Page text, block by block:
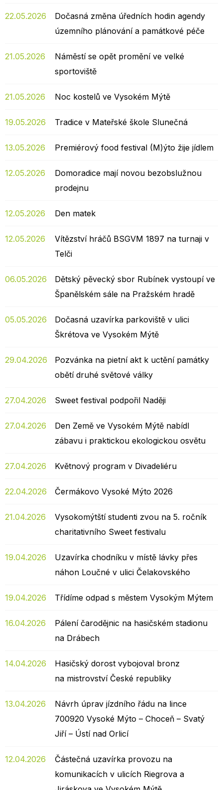
22.05.2026
Dočasná změna úředních hodin agendy
územního plánování a památkové péče
21.05.2026
Náměstí se opět promění ve velké
sportoviště
21.05.2026 Noc kostelů ve Vysokém Mýtě
19.05.2026 Tradice v Mateřské škole Slunečná
13.05.2026 Premiérový food festival (M)ýto žije jídlem
12.05.2026
Domoradice mají novou bezobslužnou
prodejnu
12.05.2026 Den matek
12.05.2026
Vítězství hráčů BSGVM 1897 na turnaji v
Telči
06.05.2026
Dětský pěvecký sbor Rubínek vystoupí ve
Španělském sále na Pražském hradě
05.05.2026
Dočasná uzavírka parkoviště v ulici
Škrétova ve Vysokém Mýtě
29.04.2026
Pozvánka na pietní akt k uctění památky
obětí druhé světové války
27.04.2026 Sweet festival podpořil Naději
27.04.2026
Den Země ve Vysokém Mýtě nabídl
zábavu i praktickou ekologickou osvětu
27.04.2026 Květnový program v Divadeliéru
22.04.2026 Čermákovo Vysoké Mýto 2026
21.04.2026
Vysokomýtští studenti zvou na 5. ročník
charitativního Sweet festivalu
19.04.2026
Uzavírka chodníku v místě lávky přes
náhon Loučné v ulici Čelakovského
19.04.2026 Třídíme odpad s městem Vysokým Mýtem
16.04.2026
Pálení čarodějnic na hasičském stadionu
na Drábech
14.04.2026
Hasičský dorost vybojoval bronz
na mistrovství České republiky
13.04.2026
Návrh úprav jízdního řádu na lince
700920 Vysoké Mýto – Choceň – Svatý
Jiří – Ústí nad Orlicí
12.04.2026
Částečná uzavírka provozu na
komunikacích v ulicích Riegrova a